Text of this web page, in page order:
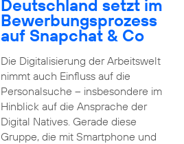
Deutschland setzt im
Bewerbungsprozess
auf Snapchat & Co
Die Digitalisierung der Arbeitswelt
nimmt auch Einfluss auf die
Personalsuche – insbesondere im
Hinblick auf die Ansprache der
Digital Natives. Gerade diese
Gruppe, die mit Smartphone und